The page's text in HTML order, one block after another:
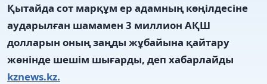
Қытайда сот марқұм ер адамның көңілдесіне
аударылған шамамен 3 миллион АҚШ
долларын оның заңды жұбайына қайтару
жөнінде шешім шығарды, деп хабарлайды
kznews.kz.